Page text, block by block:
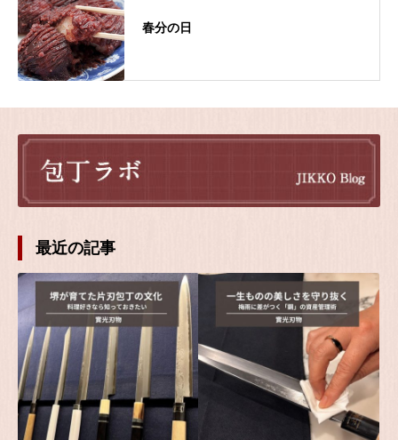
春分の日
最近の記事